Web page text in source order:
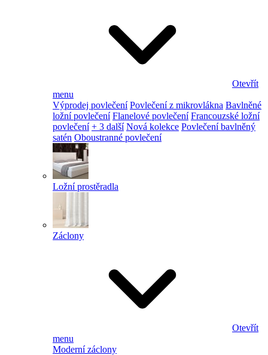
Otevřít
menu
Výprodej povlečení Povlečení z mikrovlákna Bavlněné
ložní povlečení Flanelové povlečení Francouzské ložní
povlečení + 3 další Nová kolekce Povlečení bavlněný
satén Oboustranné povlečení
Ložní prostěradla
Záclony
Otevřít
menu
Moderní záclony